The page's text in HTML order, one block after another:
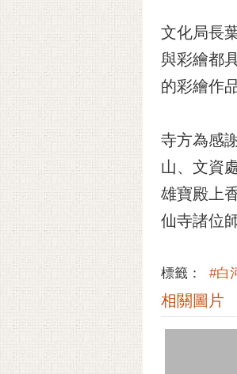
文化局長
與彩繪都
的彩繪作
寺方為感
山、文資
雄寶殿上
仙寺諸位
標籤： #白
相關圖片